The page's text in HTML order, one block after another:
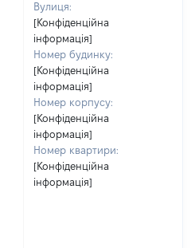
Вулиця:
[Конфіденційна
інформація]
Номер будинку:
[Конфіденційна
інформація]
Номер корпусу:
[Конфіденційна
інформація]
Номер квартири:
[Конфіденційна
інформація]